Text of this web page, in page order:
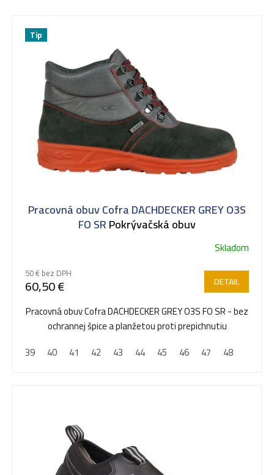
Tip
Pracovná obuv Cofra DACHDECKER GREY O3S
FO SRPokrývačská obuv
Skladom
50 € bez DPH
60,50 € DETAIL
Pracovná obuv Cofra DACHDECKER GREY O3S FO SR - bez
ochrannej špice a planžetou proti prepichnutiu
39
40 41 42 43 44 45 46 47 48